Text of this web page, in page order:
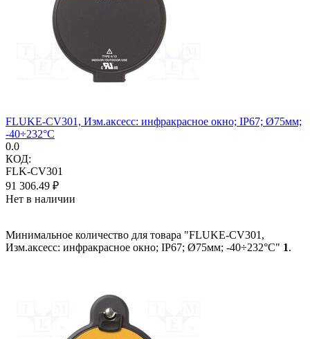
FLUKE-CV301, Изм.аксесс: инфракрасное окно; IP67; Ø75мм;
-40÷232°C
0.0
КОД:
FLK-CV301
91 306.49 ₽
Нет в наличии
Минимальное количество для товара "FLUKE-CV301,
Изм.аксесс: инфракрасное окно; IP67; Ø75мм; -40÷232°C" 1.